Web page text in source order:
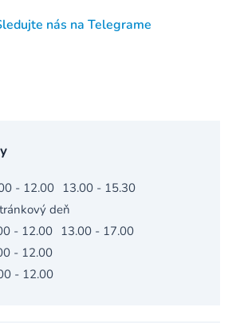
nás na Telegrame
- 12.00 13.00 - 15.30
deň
- 12.00 13.00 - 17.00
- 12.00
- 12.00